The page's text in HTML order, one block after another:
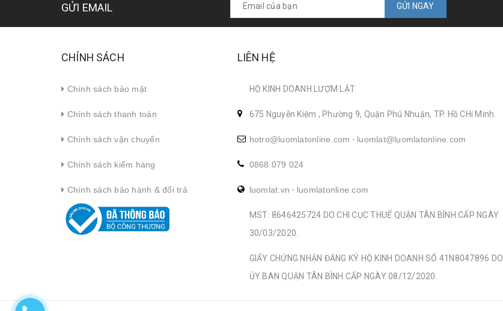
GỬI EMAIL GỬI NGAY
CHÍNH SÁCH
Chính sách bảo mật
Chính sách thanh toán
Chính sách vận chuyển
Chính sách kiểm hàng
Chính sách bảo hành & đổi trả
LIÊN HỆ
HỘ KINH DOANH LƯỢM LẶT
675 Nguyễn Kiệm , Phường 9, Quận Phú Nhuận, TP. Hồ CHí Minh.
hotro@luomlatonline.com - luomlat@luomlatonline.com
0868 079 024
luomlat.vn - luomlatonline.com
MST: 8646425724 DO CHI CỤC THUẾ QUẬN TÂN BÌNH CẤP NGÀY
30/03/2020.
GIẤY CHỨNG NHẬN ĐĂNG KÝ HỘ KINH DOANH SỐ 41N8047896 DO
ỦY BAN QUẬN TÂN BÌNH CẤP NGÀY 08/12/2020.